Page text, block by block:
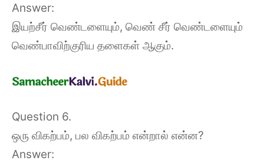
Answer:
இயற்சீர் வெண்டளையும், வெண் சீர் வெண்டளையும்
வெண்பாவிற்குரிய தளைகள் ஆகும்.
Question 6.
ஒரு விகற்பம், பல விகற்பம் என்றால் என்ன?
Answer: